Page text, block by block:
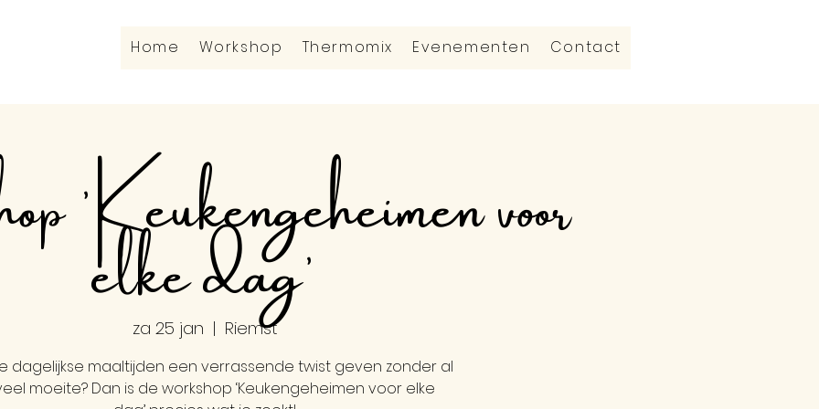
Home Workshop Thermomix Evenementen Contact
'Keukengeheimen voor
elke dag'
za 25 jan
  |
Riemst
dagelijkse maaltijden een verrassende twist geven zonder al
moeite? Dan is de workshop ‘Keukengeheimen voor elke